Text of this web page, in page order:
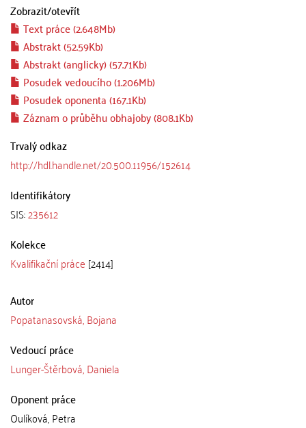
Zobrazit/otevřít
Text práce (2.648Mb)
Abstrakt (52.59Kb)
Abstrakt (anglicky) (57.71Kb)
Posudek vedoucího (1.206Mb)
Posudek oponenta (167.1Kb)
Záznam o průběhu obhajoby (808.1Kb)
Trvalý odkaz
http://hdl.handle.net/20.500.11956/152614
Identifikátory
SIS:235612
Kolekce
Kvalifikační práce [2414]
Autor
Popatanasovská, Bojana
Vedoucí práce
Lunger-Štěrbová, Daniela
Oponent práce
Oulíková, Petra